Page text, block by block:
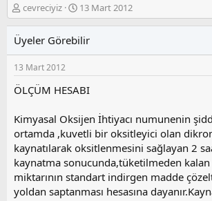
K
o
u
y
u
a
l
a
t
a
n
cevreciyiz
B
a
l
a
ı
t
a
r
i
h
i
13 Mart 2012
Üyeler Görebilir
13 Mart 2012
ÖLÇÜM HESABI
Kimyasal Oksijen İhtiyacı numunenin
ortamda ,kuvetli bir oksitleyici olan
kaynatılarak oksitlenmesini sağlayan 2
kaynatma sonucunda,tüketilmeden
miktarının standart indirgen madde
yoldan saptanması hesasına